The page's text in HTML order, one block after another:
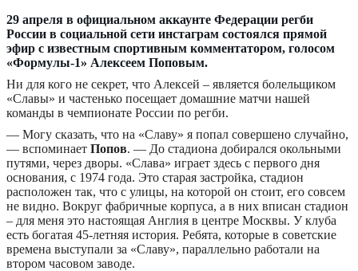
29 апреля в официальном аккаунте Федерации регби
России в социальной сети инстаграм состоялся прямой
эфир с известным спортивным комментатором, голосом
«Формулы-1» Алексеем Поповым.
Ни для кого не секрет, что Алексей – является болельщиком
«Славы» и частенько посещает домашние матчи нашей
команды в чемпионате России по регби.
— Могу сказать, что на «Славу» я попал совершено случайно,
— вспоминает Попов. — До стадиона добирался окольными
путями, через дворы. «Слава» играет здесь с первого дня
основания, с 1974 года. Это старая застройка, стадион
расположен так, что с улицы, на которой он стоит, его совсем
не видно. Вокруг фабричные корпуса, а в них вписан стадион
– для меня это настоящая Англия в центре Москвы. У клуба
есть богатая 45-летняя история. Ребята, которые в советские
времена выступали за «Славу», параллельно работали на
втором часовом заводе.